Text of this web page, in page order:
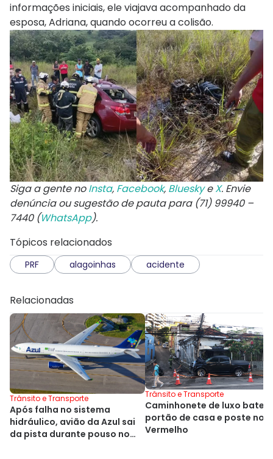
informações iniciais, ele viajava acompanhado da
esposa, Adriana, quando ocorreu a colisão.
Siga a gente noInsta, Facebook, BlueskyeX. Envie
denúncia ou sugestão de pauta para (71) 99940 –
7440 (WhatsApp).
Tópicos relacionados
PRF alagoinhas acidente
Relacionadas
Trânsito e Transporte
Após falha no sistema
hidráulico, avião da Azul sai
da pista durante pouso no
Trânsito e Transporte
Caminhonete de luxo bate
portão de casa e poste no
Vermelho